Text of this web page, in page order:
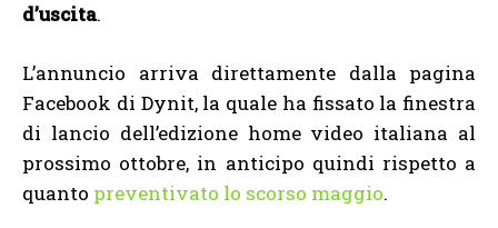
d’uscita.
L’annuncio arriva direttamente dalla pagina
Facebook di Dynit, la quale ha fissato la finestra
di lancio dell’edizione home video italiana al
prossimo ottobre, in anticipo quindi rispetto a
quanto preventivato lo scorso maggio.